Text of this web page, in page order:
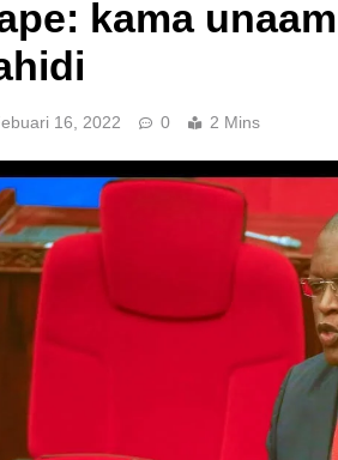
kama
16, 2022 0 2 Mins